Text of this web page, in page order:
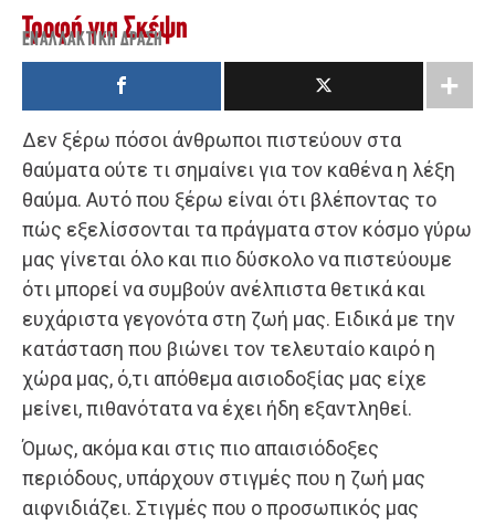
Τροφή για Σκέψη
ΕΝΑΛΛΑΚΤΙΚΉ ΔΡΆΣΗ
Δεν ξέρω πόσοι άνθρωποι πιστεύουν στα
θαύματα ούτε τι σημαίνει για τον καθένα η λέξη
θαύμα. Αυτό που ξέρω είναι ότι βλέποντας το
πώς εξελίσσονται τα πράγματα στον κόσμο γύρω
μας γίνεται όλο και πιο δύσκολο να πιστεύουμε
ότι μπορεί να συμβούν ανέλπιστα θετικά και
ευχάριστα γεγονότα στη ζωή μας. Ειδικά με την
κατάσταση που βιώνει τον τελευταίο καιρό η
χώρα μας, ό,τι απόθεμα αισιοδοξίας μας είχε
μείνει, πιθανότατα να έχει ήδη εξαντληθεί.
Όμως, ακόμα και στις πιο απαισιόδοξες
περιόδους, υπάρχουν στιγμές που η ζωή μας
αιφνιδιάζει. Στιγμές που ο προσωπικός μας